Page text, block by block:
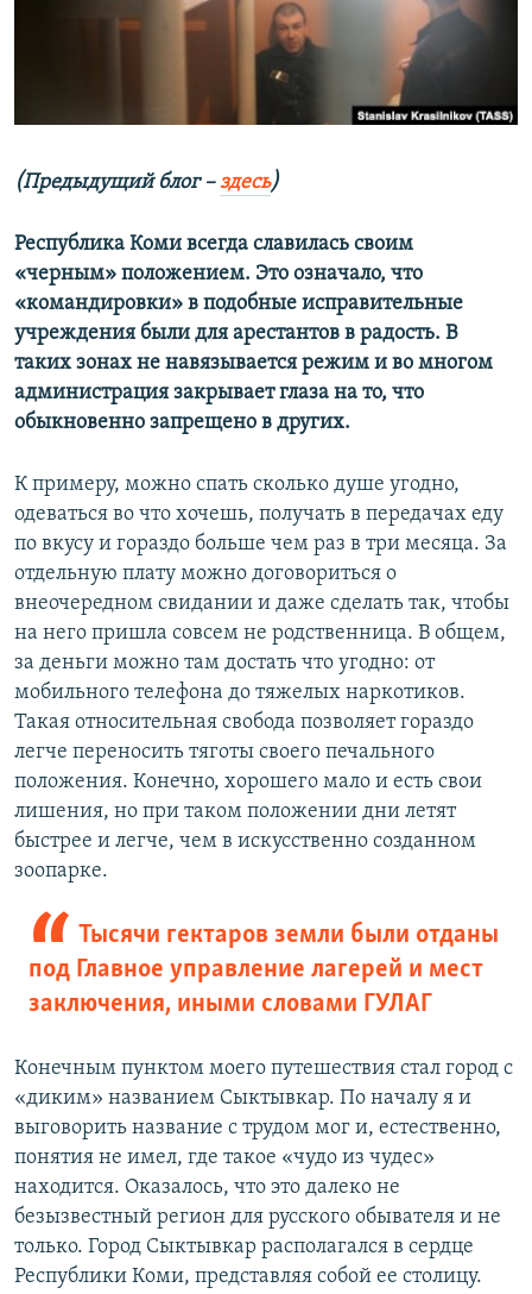
ПОБЕДИТЕЛЕЙ НЕ СУДЯТ?
ПРИСОЕДИНЯЙТЕСЬ!
Все сайты RFE/RL
(Предыдущий блог –здесь)
Республика Коми всегда славилась своим
«черным» положением. Это означало, что
«командировки» в подобные исправительные
учреждения были для арестантов в радость. В
таких зонах не навязывается режим и во многом
администрация закрывает глаза на то, что
обыкновенно запрещено в других.
К примеру, можно спать сколько душе угодно,
одеваться во что хочешь, получать в передачах еду
по вкусу и гораздо больше чем раз в три месяца. За
отдельную плату можно договориться о
внеочередном свидании и даже сделать так, чтобы
на него пришла совсем не родственница. В общем,
за деньги можно там достать что угодно: от
мобильного телефона до тяжелых наркотиков.
Такая относительная свобода позволяет гораздо
легче переносить тяготы своего печального
положения. Конечно, хорошего мало и есть свои
лишения, но при таком положении дни летят
быстрее и легче, чем в искусственно созданном
зоопарке.
Тысячи гектаров земли были отданы
под Главное управление лагерей и мест
заключения, иными словами ГУЛАГ
Конечным пунктом моего путешествия стал город с
«диким» названием Сыктывкар. По началу я и
выговорить название с трудом мог и, естественно,
понятия не имел, где такое «чудо из чудес»
находится. Оказалось, что это далеко не
безызвестный регион для русского обывателя и не
только. Город Сыктывкар располагался в сердце
Республики Коми, представляя собой ее столицу.